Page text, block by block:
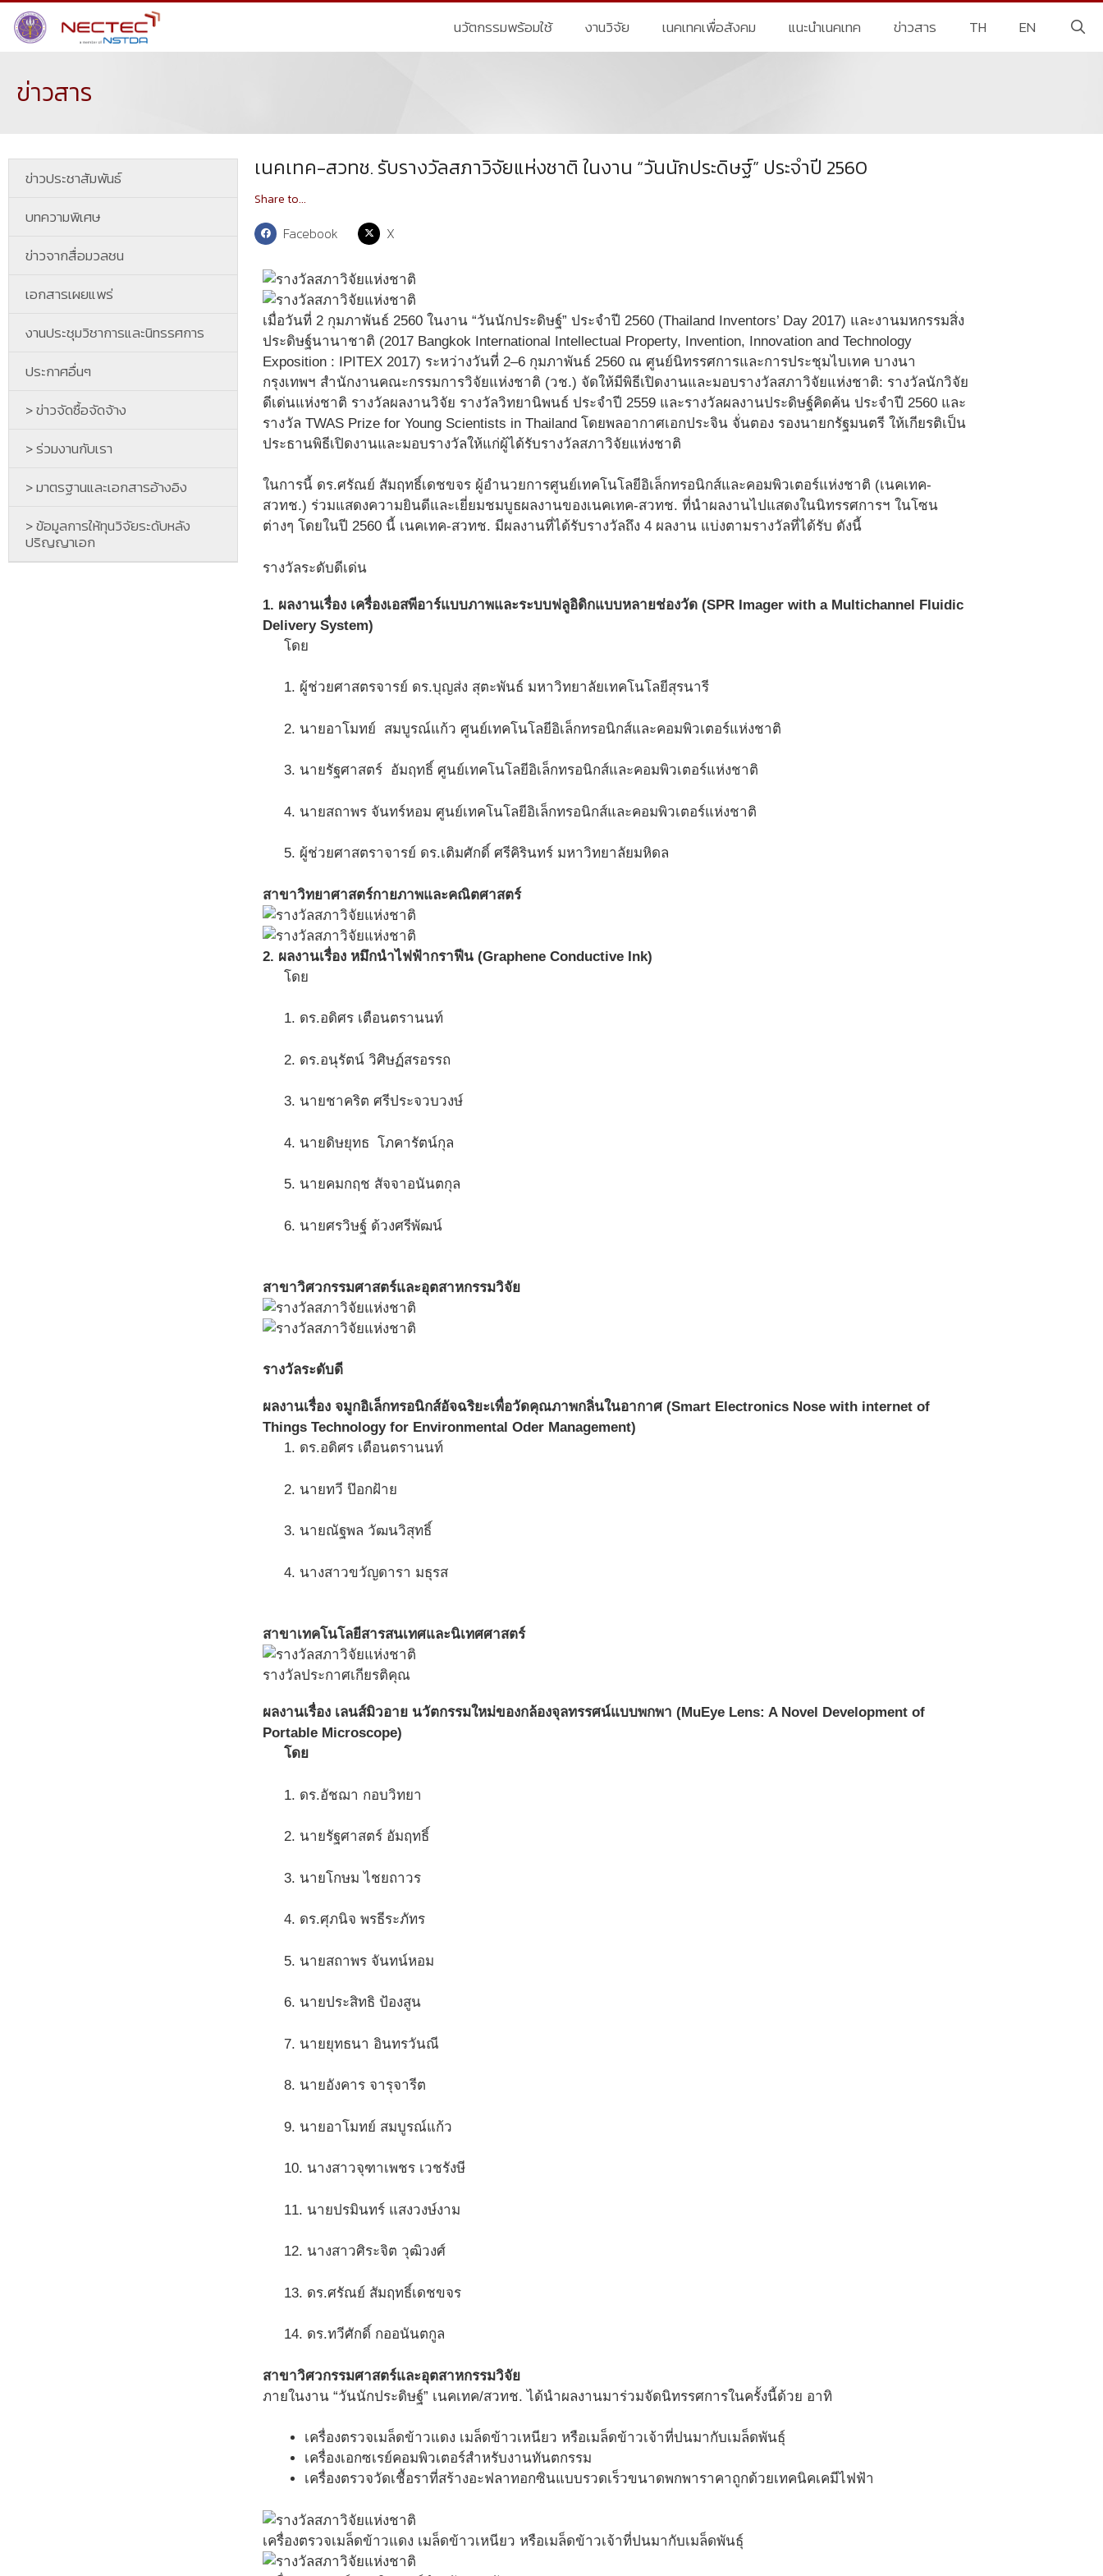
นวัตกรรมพร้อมใช้ งานวิจัย เนคเทคเพื่อสังคม แนะนำเนคเทค ข่าวสาร TH EN
ข่าวสาร
ข่าวประชาสัมพันธ์
บทความพิเศษ
ข่าวจากสื่อมวลชน
เอกสารเผยแพร่
งานประชุมวิชาการและนิทรรศการ
ประกาศอื่นๆ
> ข่าวจัดซื้อจัดจ้าง
> ร่วมงานกับเรา
> มาตรฐานและเอกสารอ้างอิง
> ข้อมูลการให้ทุนวิจัยระดับหลัง
ปริญญาเอก
เนคเทค-สวทช. รับรางวัลสภาวิจัยแห่งชาติ ในงาน “วันนักประดิษฐ์” ประจำปี 2560
Share to...
Facebook X
เมื่อวันที่ 2 กุมภาพันธ์ 2560 ในงาน “วันนักประดิษฐ์” ประจำปี 2560 (Thailand Inventors’ Day 2017) และงานมหกรรมสิ่ง
ประดิษฐ์นานาชาติ (2017 Bangkok International Intellectual Property, Invention, Innovation and Technology
Exposition : IPITEX 2017) ระหว่างวันที่ 2–6 กุมภาพันธ์ 2560 ณ ศูนย์นิทรรศการและการประชุมไบเทค บางนา
กรุงเทพฯ สำนักงานคณะกรรมการวิจัยแห่งชาติ (วช.) จัดให้มีพิธีเปิดงานและมอบรางวัลสภาวิจัยแห่งชาติ: รางวัลนักวิจัย
ดีเด่นแห่งชาติ รางวัลผลงานวิจัย รางวัลวิทยานิพนธ์ ประจำปี 2559 และรางวัลผลงานประดิษฐ์คิดค้น ประจำปี 2560 และ
รางวัล TWAS Prize for Young Scientists in Thailand โดยพลอากาศเอกประจิน จั่นตอง รองนายกรัฐมนตรี ให้เกียรติเป็น
ประธานพิธีเปิดงานและมอบรางวัลให้แก่ผู้ได้รับรางวัลสภาวิจัยแห่งชาติ
ในการนี้ ดร.ศรัณย์ สัมฤทธิ์เดชขจร ผู้อำนวยการศูนย์เทคโนโลยีอิเล็กทรอนิกส์และคอมพิวเตอร์แห่งชาติ (เนคเทค-
สวทช.) ร่วมแสดงความยินดีและเยี่ยมชมบูธผลงานของเนคเทค-สวทช. ที่นำผลงานไปแสดงในนิทรรศการฯ ในโซน
ต่างๆ โดยในปี 2560 นี้ เนคเทค-สวทช. มีผลงานที่ได้รับรางวัลถึง 4 ผลงาน แบ่งตามรางวัลที่ได้รับ ดังนี้
รางวัลระดับดีเด่น
1. ผลงานเรื่อง เครื่องเอสพีอาร์แบบภาพและระบบฟลูอิดิกแบบหลายช่องวัด (SPR Imager with a Multichannel Fluidic
Delivery System)
โดย
1. ผู้ช่วยศาสตรจารย์ ดร.บุญส่ง สุตะพันธ์ มหาวิทยาลัยเทคโนโลยีสุรนารี
2. นายอาโมทย์ สมบูรณ์แก้ว ศูนย์เทคโนโลยีอิเล็กทรอนิกส์และคอมพิวเตอร์แห่งชาติ
3. นายรัฐศาสตร์ อัมฤทธิ์ ศูนย์เทคโนโลยีอิเล็กทรอนิกส์และคอมพิวเตอร์แห่งชาติ
4. นายสถาพร จันทร์หอม ศูนย์เทคโนโลยีอิเล็กทรอนิกส์และคอมพิวเตอร์แห่งชาติ
5. ผู้ช่วยศาสตราจารย์ ดร.เติมศักดิ์ ศรีคิรินทร์ มหาวิทยาลัยมหิดล
สาขาวิทยาศาสตร์กายภาพและคณิตศาสตร์
2. ผลงานเรื่อง หมึกนำไฟฟ้ากราฟีน (Graphene Conductive Ink)
โดย
1. ดร.อดิศร เตือนตรานนท์
2. ดร.อนุรัตน์ วิศิษฏ์สรอรรถ
3. นายชาคริต ศรีประจวบวงษ์
4. นายดิษยุทธ โภคารัตน์กุล
5. นายคมกฤช สัจจาอนันตกุล
6. นายศรวิษฐ์ ด้วงศรีพัฒน์
สาขาวิศวกรรมศาสตร์และอุตสาหกรรมวิจัย
รางวัลระดับดี
ผลงานเรื่อง จมูกอิเล็กทรอนิกส์อัจฉริยะเพื่อวัดคุณภาพกลิ่นในอากาศ (Smart Electronics Nose with internet of
Things Technology for Environmental Oder Management)
1. ดร.อดิศร เตือนตรานนท์
2. นายทวี ป๊อกฝ้าย
3. นายณัฐพล วัฒนวิสุทธิ์
4. นางสาวขวัญดารา มธุรส
สาขาเทคโนโลยีสารสนเทศและนิเทศศาสตร์
รางวัลประกาศเกียรติคุณ
ผลงานเรื่อง เลนส์มิวอาย นวัตกรรมใหม่ของกล้องจุลทรรศน์แบบพกพา (MuEye Lens: A Novel Development of
Portable Microscope)
โดย
1. ดร.อัชฌา กอบวิทยา
2. นายรัฐศาสตร์ อัมฤทธิ์
3. นายโกษม ไชยถาวร
4. ดร.ศุภนิจ พรธีระภัทร
5. นายสถาพร จันทน์หอม
6. นายประสิทธิ ป้องสูน
7. นายยุทธนา อินทรวันณี
8. นายอังคาร จารุจารีต
9. นายอาโมทย์ สมบูรณ์แก้ว
10. นางสาวจุฑาเพชร เวชรังษี
11. นายปรมินทร์ แสงวงษ์งาม
12. นางสาวศิระจิต วุฒิวงศ์
13. ดร.ศรัณย์ สัมฤทธิ์เดชขจร
14. ดร.ทวีศักดิ์ กออนันตกูล
สาขาวิศวกรรมศาสตร์และอุตสาหกรรมวิจัย
ภายในงาน “วันนักประดิษฐ์” เนคเทค/สวทช. ได้นำผลงานมาร่วมจัดนิทรรศการในครั้งนี้ด้วย อาทิ
เครื่องตรวจเมล็ดข้าวแดง เมล็ดข้าวเหนียว หรือเมล็ดข้าวเจ้าที่ปนมากับเมล็ดพันธุ์
เครื่องเอกซเรย์คอมพิวเตอร์สำหรับงานทันตกรรม
เครื่องตรวจวัดเชื้อราที่สร้างอะฟลาทอกซินแบบรวดเร็วขนาดพกพาราคาถูกด้วยเทคนิคเคมีไฟฟ้า
เครื่องตรวจเมล็ดข้าวแดง เมล็ดข้าวเหนียว หรือเมล็ดข้าวเจ้าที่ปนมากับเมล็ดพันธุ์